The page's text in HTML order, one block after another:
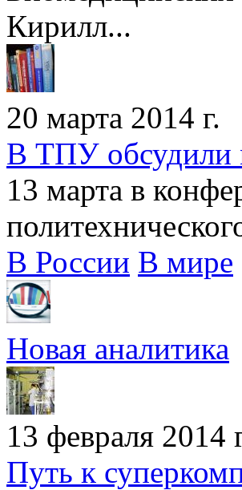
Кирилл...
20 марта 2014 г.
В ТПУ обсудили
13 марта в
В России В мире
Новая аналитика
13 февраля 2014
Путь к